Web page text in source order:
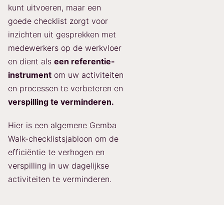
kunt uitvoeren, maar een
goede checklist zorgt voor
inzichten uit gesprekken met
medewerkers op de werkvloer
en dient als een referentie-
instrument om uw activiteiten
en processen te verbeteren en
verspilling te verminderen.
Hier is een algemene Gemba
Walk-checklistsjabloon om de
efficiëntie te verhogen en
verspilling in uw dagelijkse
activiteiten te verminderen.